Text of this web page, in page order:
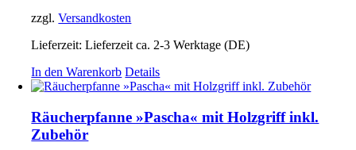
zzgl.Versandkosten
Lieferzeit:Lieferzeit ca. 2-3 Werktage (DE)
In den Warenkorb Details
Räucherpfanne »Pascha« mit Holzgriff inkl.
Zubehör